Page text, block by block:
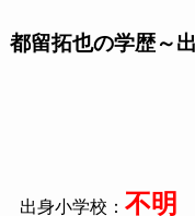
都留拓也の学歴～
出身小学校： 不明